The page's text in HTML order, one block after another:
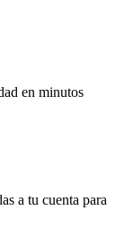
en minutos
a tu cuenta para